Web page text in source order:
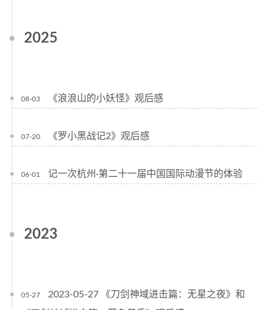
2025
08-03 《浪浪山的小妖怪》观后感
07-20 《罗小黑战记2》观后感
06-01 记一次杭州·第二十一届中国国际动漫节的体验
2023
05-27
2023-05-27 《刀剑神域进击篇：无星之夜》和